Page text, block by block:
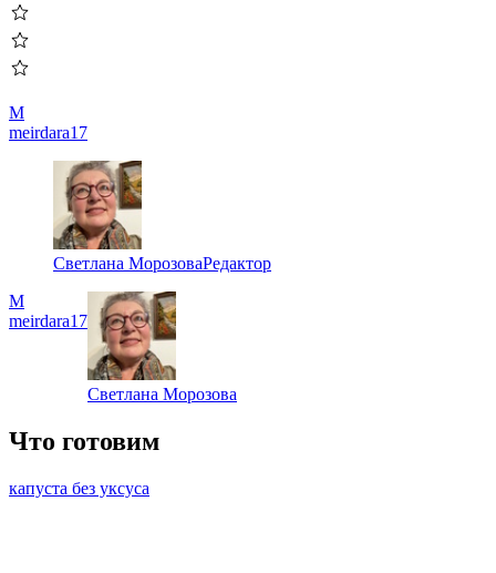
M
meirdara17
Светлана МорозоваРедактор
M
meirdara17
Светлана Морозова
Что готовим
капуста без уксуса